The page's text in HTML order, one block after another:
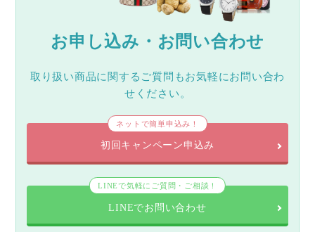
お申し込み・お問い合わせ
取り扱い商品に関するご質問もお気軽にお問い合わ
せください。
ネットで簡単申込み！
初回キャンペーン申込み
LINEで気軽にご質問・ご相談！
LINEでお問い合わせ